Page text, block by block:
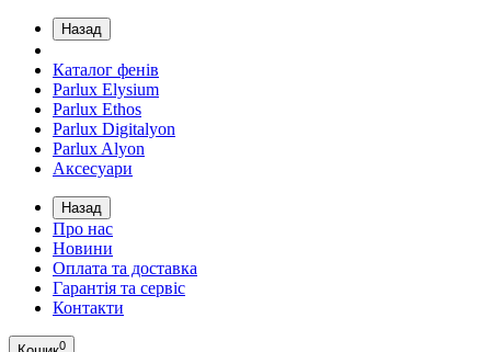
Назад
Каталог фенів
Parlux Elysium
Parlux Ethos
Parlux Digitalyon
Parlux Alyon
Аксесуари
Назад
Про нас
Новини
Оплата та доставка
Гарантія та сервіс
Контакти
0